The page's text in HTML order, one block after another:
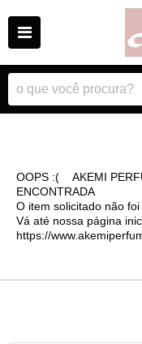
OOPS :( AKEMI
ENCONTRADA
O item solicitado não foi
Vá até nossa página
https://